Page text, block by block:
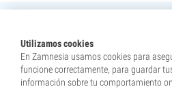
Utilizamos cookies
En Zamnesia usamos cookies para
funcione correctamente, para guardar
información sobre tu comportamiento